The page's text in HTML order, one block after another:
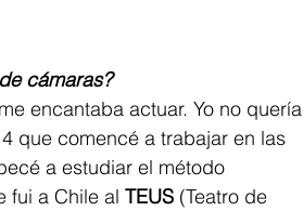
cámaras?
encantaba actuar. Yo no quería
que comencé a trabajar en las
a estudiar el método
fui a Chile al TEUS (Teatro de